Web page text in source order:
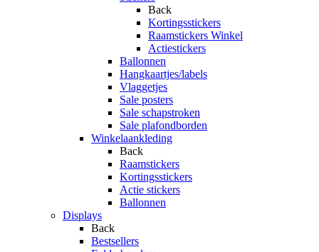
Back
Kortingsstickers
Raamstickers Winkel
Actiestickers
Ballonnen
Hangkaartjes/labels
Vlaggetjes
Sale posters
Sale schapstroken
Sale plafondborden
Winkelaankleding
Back
Raamstickers
Kortingsstickers
Actie stickers
Ballonnen
Displays
Back
Bestsellers